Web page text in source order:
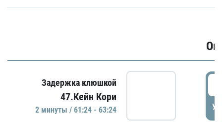
Задержка клюшкой
47.Кейн Кори
2 минуты / 61:24 - 63:24